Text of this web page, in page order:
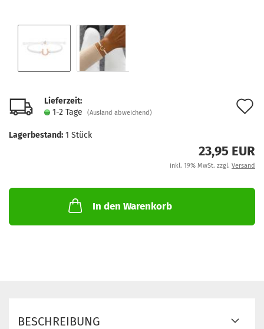
Lieferzeit:
1-2 Tage
(Ausland abweichend)
Lagerbestand: 1 Stück
23,95 EUR
inkl. 19% MwSt. zzgl. Versand
In den Warenkorb
BESCHREIBUNG